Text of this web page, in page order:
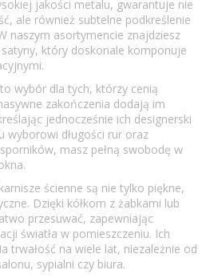
jakości metalu, gwarantuje nie
ale również subtelne podkreślenie
naszym asortymencie znajdziesz
który doskonale komponuje
wybór dla tych, którzy cenią
zakończenia dodają im
jednocześnie ich designerski
wyborowi długości rur oraz
masz pełną swobodę w
ścienne są nie tylko piękne,
Dzięki kółkom z żabkami lub
przesuwać, zapewniając
światła w pomieszczeniu. Ich
trwałość na wiele lat, niezależnie od
sypialni czy biura.